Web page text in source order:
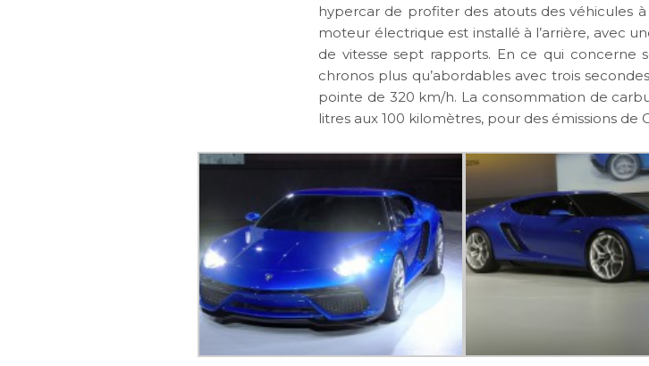
hypercar de profiter des atouts des véhicules
moteur électrique est installé à l’arrière, avec
de vitesse sept rapports. En ce qui concerne
chronos plus qu’abordables avec trois
pointe de 320 km/h. La consommation de
litres aux 100 kilomètres, pour des émissions de